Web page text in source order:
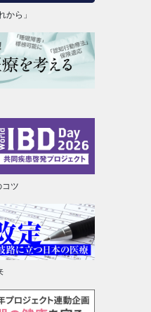
から」
ツ